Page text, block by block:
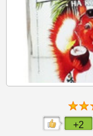
+2